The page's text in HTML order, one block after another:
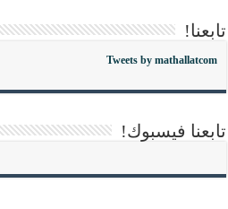
تابعنا!
Tweets by mathallatcom
تابعنا فيسبوك!